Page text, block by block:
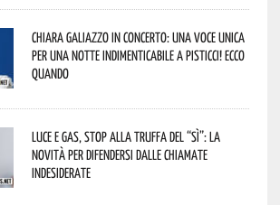
Chiara Galiazzo in concerto: una voce unica
per una notte indimenticabile a Pisticci! Ecco
quando
Luce e gas, stop alla truffa del “Sì”: la
novità per difendersi dalle chiamate
indesiderate